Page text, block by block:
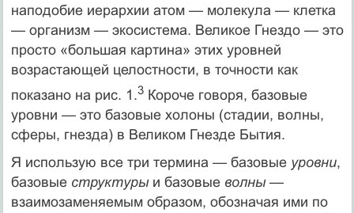
наподобие иерархии атом — молекула — клетка
— организм — экосистема. Великое Гнездо — это
просто «большая картина» этих уровней
возрастающей целостности, в точности как
показано на рис. 1.3Короче говоря, базовые
уровни — это базовые холоны (стадии, волны,
сферы, гнезда) в Великом Гнезде Бытия.
Я использую все три термина — базовые уровни,
базовые структурыи базовые волны—
взаимозаменяемым образом, обозначая ими по